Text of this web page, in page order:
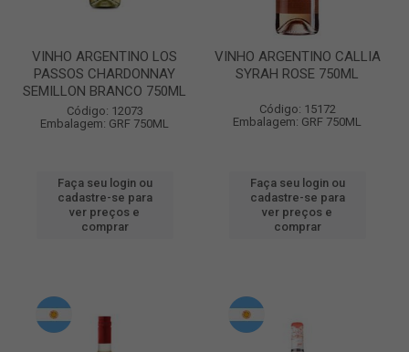
VINHO ARGENTINO LOS
PASSOS CHARDONNAY
SEMILLON BRANCO 750ML
Código: 12073
Embalagem: GRF 750ML
Faça seu login ou
cadastre-se para
ver preços e
comprar
VINHO ARGENTINO CALLIA
SYRAH ROSE 750ML
Código: 15172
Embalagem: GRF 750ML
Faça seu login ou
cadastre-se para
ver preços e
comprar